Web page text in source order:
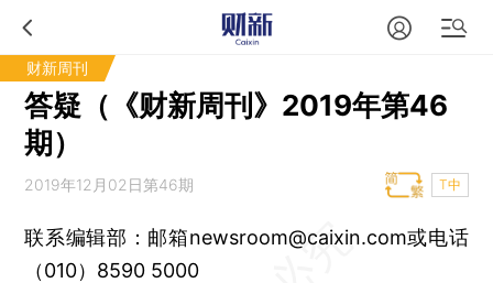
财新周刊
答疑（《财新周刊》2019年第46
期）
2019年12月02日第46期 T中
联系编辑部：邮箱newsroom@caixin.com或电话
（010）8590 5000